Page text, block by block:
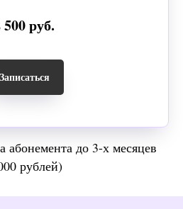
500 руб.
Записаться
абонемента до 3-х месяцев
рублей)